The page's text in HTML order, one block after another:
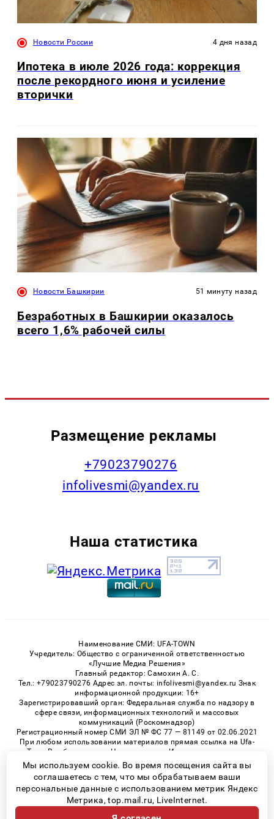
Новости России 4 дня назад
Ипотека в июле 2026 года: коррекция
после рекордного июня и усиление
вторички
Новости Башкирии 51 минуту назад
Безработных в Башкирии оказалось
всего 1,6% рабочей силы
Размещение рекламы
+79023790276
infolivesmi@yandex.ru
Наша статистика
Наименование СМИ: UFA-TOWN
Учредитель: Общество с ограниченной ответственностью
«Лучшие Медиа Решения»
Главный редактор: Самохин А. С.
Тел.: +79023790276 Адрес эл. почты: infolivesmi@yandex.ru Знак
информационной продукции: 16+
Зарегистрировавший орган: Федеральная служба по надзору в
сфере связи, информационных технологий и массовых
коммуникаций (Роскомнадзор)
Регистрационный номер СМИ ЭЛ № ФС 77 — 81149 от 02.06.2021
При любом использовании материалов прямая ссылка на Ufa-
Town.Ru обязательна. Цитирование в Интернете возможно
только при наличии письменного разрешения.
© 2026 «Ufa-Town» | Все права защищены
Мы используем cookie. Во время посещения сайта вы
соглашаетесь с тем, что мы обрабатываем ваши
персональные данные с использованием метрик Яндекс
Метрика, top.mail.ru, LiveInternet.